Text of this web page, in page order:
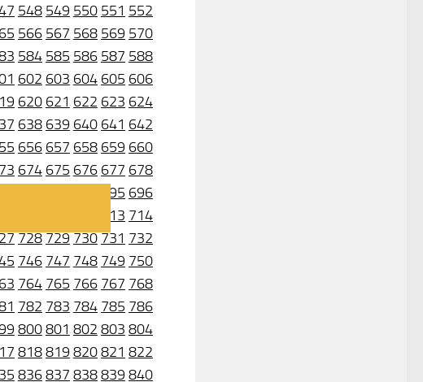
548 549 550 551 552
566 567 568 569 570
584 585 586 587 588
602 603 604 605 606
620 621 622 623 624
638 639 640 641 642
656 657 658 659 660
674 675 676 677 678
695 696
713 714
728729730731 732
746 747 748 749 750
764 765 766 767 768
782 783 784 785 786
800801 802 803 804
818819 820821 822
836837 838839 840